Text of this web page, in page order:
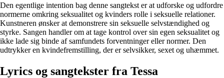
Den egentlige intention bag denne sangtekst er at udforske og udfordre
normerne omkring seksualitet og kvinders rolle i seksuelle relationer.
Kunstneren ønsker at demonstrere sin seksuelle selvstændighed og
styrke. Sangen handler om at tage kontrol over sin egen seksualitet og
ikke lade sig binde af samfundets forventninger eller normer. Den
udtrykker en kvindefremstilling, der er selvsikker, sexet og uhæmmet.
Lyrics og sangtekster fra Tessa